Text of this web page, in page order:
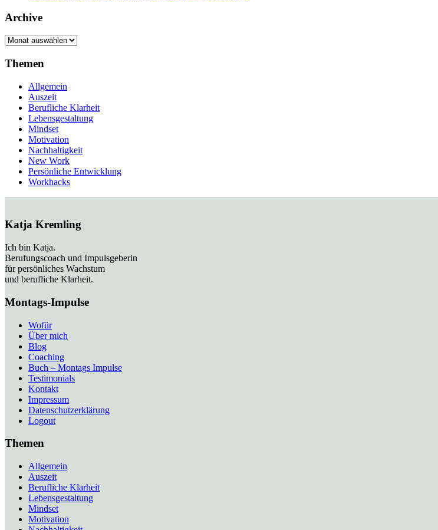
Archive
Archive
Themen
Allgemein
Auszeit
Berufliche Klarheit
Lebensgestaltung
Mindset
Motivation
Nachhaltigkeit
New Work
Persönliche Entwicklung
Workhacks
Katja Kremling
Ich bin Katja.
Berufungscoach und Impulsgeberin
für persönliches Wachstum
und berufliche Klarheit.
Montags-Impulse
Wofür
Über mich
Blog
Coaching
Buch – Montags Impulse
Testimonials
Kontakt
Impressum
Datenschutzerklärung
Logout
Themen
Allgemein
Auszeit
Berufliche Klarheit
Lebensgestaltung
Mindset
Motivation